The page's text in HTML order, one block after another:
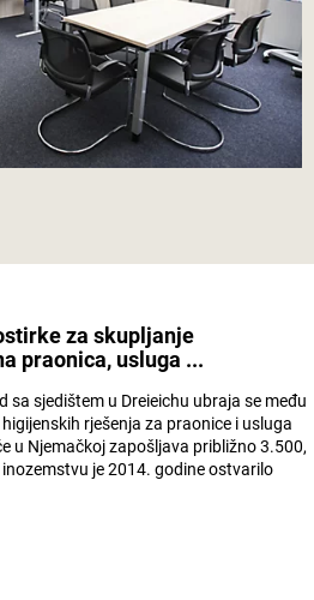
za skupljanje
praonica, usluga ...
sa sjedištem u Dreieichu ubraja se među
rješenja za praonice i usluga
u Njemačkoj zapošljava približno 3.500,
je 2014. godine ostvarilo